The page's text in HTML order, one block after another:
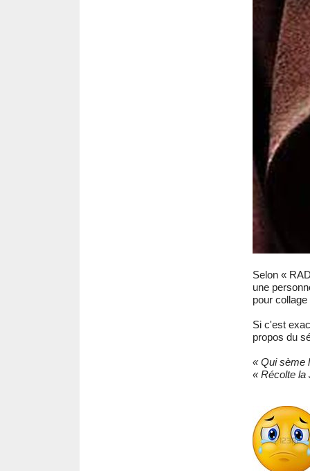
Selon «
une
pour
Si c'est
propos du
« Qui sème
« Récolte la